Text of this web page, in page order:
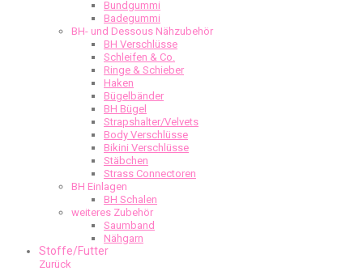
Bundgummi
Badegummi
BH- und Dessous Nähzubehör
BH Verschlüsse
Schleifen & Co.
Ringe & Schieber
Haken
Bügelbänder
BH Bügel
Strapshalter/Velvets
Body Verschlüsse
Bikini Verschlüsse
Stäbchen
Strass Connectoren
BH Einlagen
BH Schalen
weiteres Zubehör
Saumband
Nähgarn
Stoffe/Futter
Zurück